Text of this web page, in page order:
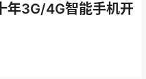
年3G/4G智能手机开